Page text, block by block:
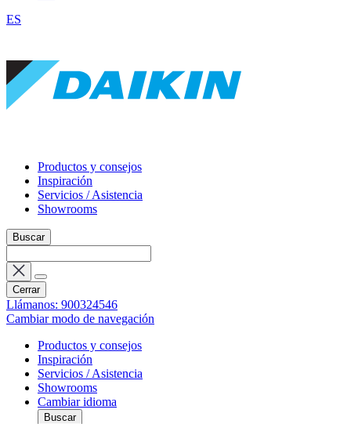
ES
Productos y consejos
Inspiración
Servicios / Asistencia
Showrooms
Buscar
Cerrar
Llámanos: 900324546
Cambiar modo de navegación
Productos y consejos
Inspiración
Servicios / Asistencia
Showrooms
Cambiar idioma
Buscar